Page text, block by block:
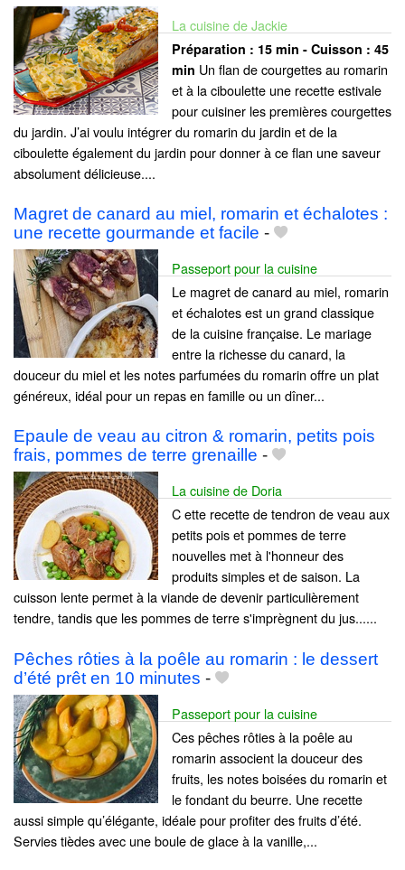
La cuisine de Jackie
Préparation : 15 min - Cuisson : 45
min Un flan de courgettes au romarin
et à la ciboulette une recette estivale
pour cuisiner les premières courgettes
du jardin. J’ai voulu intégrer du romarin du jardin et de la
ciboulette également du jardin pour donner à ce flan une saveur
absolument délicieuse....
Magret de canard au miel, romarin et échalotes :
une recette gourmande et facile -
Passeport pour la cuisine
Le magret de canard au miel, romarin
et échalotes est un grand classique
de la cuisine française. Le mariage
entre la richesse du canard, la
douceur du miel et les notes parfumées du romarin offre un plat
généreux, idéal pour un repas en famille ou un dîner...
Epaule de veau au citron & romarin, petits pois
frais, pommes de terre grenaille -
La cuisine de Doria
C ette recette de tendron de veau aux
petits pois et pommes de terre
nouvelles met à l'honneur des
produits simples et de saison. La
cuisson lente permet à la viande de devenir particulièrement
tendre, tandis que les pommes de terre s'imprègnent du jus......
Pêches rôties à la poêle au romarin : le dessert
d’été prêt en 10 minutes -
Passeport pour la cuisine
Ces pêches rôties à la poêle au
romarin associent la douceur des
fruits, les notes boisées du romarin et
le fondant du beurre. Une recette
aussi simple qu’élégante, idéale pour profiter des fruits d’été.
Servies tièdes avec une boule de glace à la vanille,...